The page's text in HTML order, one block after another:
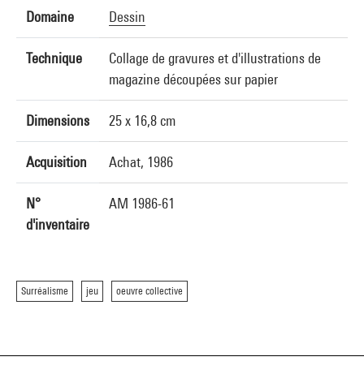
Domaine Dessin
Technique
Collage de gravures et d'illustrations de
magazine découpées sur papier
Dimensions 25 x 16,8 cm
Acquisition Achat, 1986
N°
d'inventaire
AM 1986-61
Surréalisme jeu oeuvre collective